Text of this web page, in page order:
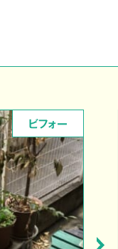
ビフォー